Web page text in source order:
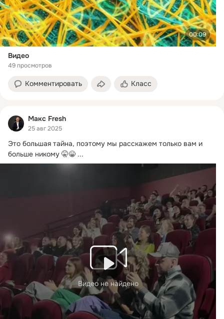
00:09
Видео
49 просмотров
Комментировать Класс
Макс Fresh
25 авг 2025
Это большая тайна, поэтому мы расскажем только вам и
больше никому 🤫😁 ...
Видео не найдено